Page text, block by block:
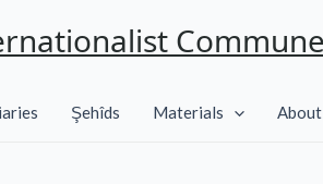
Commune
Şehîds Materials About